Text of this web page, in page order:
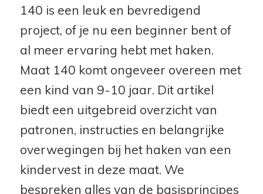
140 is een leuk en bevredigend
project, of je nu een beginner bent of
al meer ervaring hebt met haken.
Maat 140 komt ongeveer overeen met
een kind van 9-10 jaar. Dit artikel
biedt een uitgebreid overzicht van
patronen, instructies en belangrijke
overwegingen bij het haken van een
kindervest in deze maat. We
bespreken alles van de basisprincipes